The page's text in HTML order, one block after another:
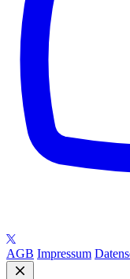
AGB Impressum